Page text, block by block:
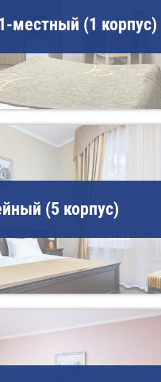
местный (1 корпус)
(5 корпус)